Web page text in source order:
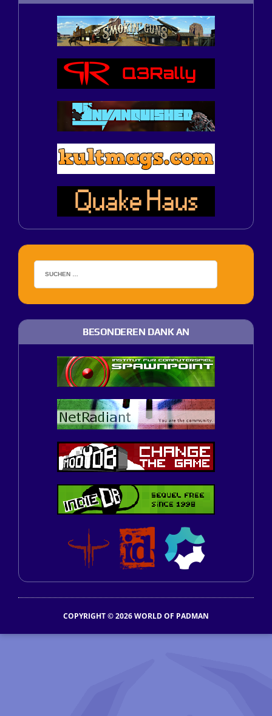
BESONDEREN DANK AN
COPYRIGHT © 2026 WORLD OF PADMAN